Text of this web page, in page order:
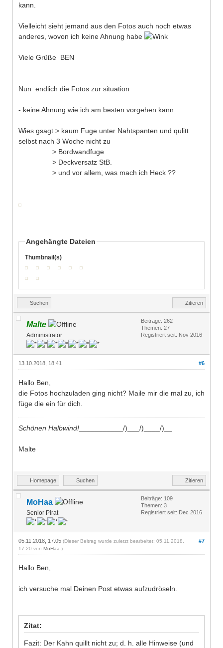
kann.
Vielleicht sieht jemand aus den Fotos auch noch etwas
anderes, wovon ich keine Ahnung habe
Viele Grüße BEN
Nun endlich die Fotos zur situation
- keine Ahnung wie ich am besten vorgehen kann.
Wies gsagt > kaum Fuge unter Nahtspanten und qulitt
selbst nach 3 Woche nicht zu
> Bordwandfuge
> Deckversatz StB.
> und vor allem, was mach ich Heck ??
Angehängte Dateien
Thumbnail(s)
Suchen Zitieren
Malte
Administrator
Beiträge: 262
Themen: 27
Registriert seit: Nov 2016
#6
13.10.2018, 18:41
Hallo Ben,
die Fotos hochzuladen ging nicht? Maile mir die mal zu, ich
füge die ein für dich.
Schönen Halbwind! ___________/)___/)____/)__
Malte
Homepage Suchen Zitieren
MoHaa
Senior Pirat
Beiträge: 109
Themen: 3
Registriert seit: Dec 2016
#7
05.11.2018, 17:05 (Dieser Beitrag wurde zuletzt bearbeitet: 05.11.2018,
17:20 von MoHaa.)
Hallo Ben,
ich versuche mal Deinen Post etwas aufzudröseln.
Zitat:
Fazit: Der Kahn quillt nicht zu; d. h. alle Hinweise (und